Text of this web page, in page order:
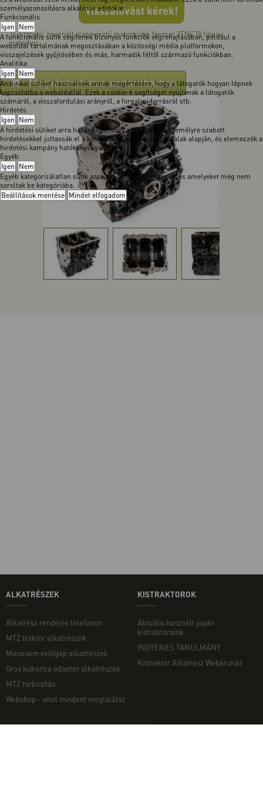
személyazonosításra alkalmas adatokat.
Funkcionális
Igen Nem
A funkcionális sütik segítenek bizonyos funkciók végrehajtásában, például a
weboldal tartalmának megosztásában a közösségi média platformokon,
visszajelzések gyűjtésében és más, harmadik féltől származó funkciókban.
Analitika
Igen Nem
Analitikai sütiket használnak annak megértésére, hogy a látogatók hogyan lépnek
kapcsolatba a weboldallal. Ezek a cookie-k segítséget nyújtanak a látogatók
számáról, a visszafordulási arányról, a forgalmi forrásról stb.
Hirdetés
Igen Nem
A hirdetési sütiket arra használják, hogy a látogatókat személyre szabott
hirdetésekkel juttassák el a korábban meglátogatott oldalak alapján, és elemezzék a
hirdetési kampány hatékonyságát.
Egyéb
Igen Nem
Egyéb kategorizálatlan sütik azok, amelyeket elemeznek, és amelyeket még nem
soroltak be kategóriába.
Beállítások mentése Mindet elfogadom
Visszahívást kérek!
Jó állapotú, használt alapméretű motorblokk Yanmar 3TNC78 tipusú
motorhoz.
Megvásárolom a webáruházban
ALKATRÉSZEK
Alkatrész rendelés telefonon
MTZ traktor alkatrészek
Monosem vetőgép alkatrészek
Oros kukorica adapter alkatrészek
MTZ túrbósítás
Webshop - ahol mindent megtalálsz
KISTRAKTOROK
Aktuális használt japán
kistraktoraink
INGYENES TANULMÁNY
Kistraktor Alkatrész Webáruház